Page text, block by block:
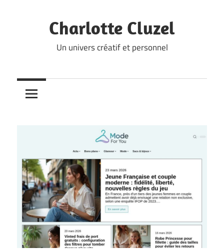
Charlotte Cluzel
Un univers créatif et personnel